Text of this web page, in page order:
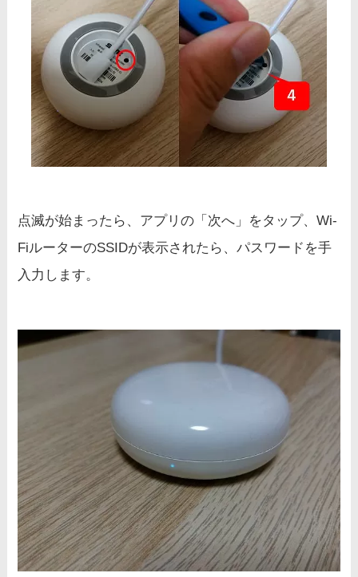
点滅が始まったら、アプリの「次へ」をタップ、Wi-
FiルーターのSSIDが表示されたら、パスワードを手
入力します。